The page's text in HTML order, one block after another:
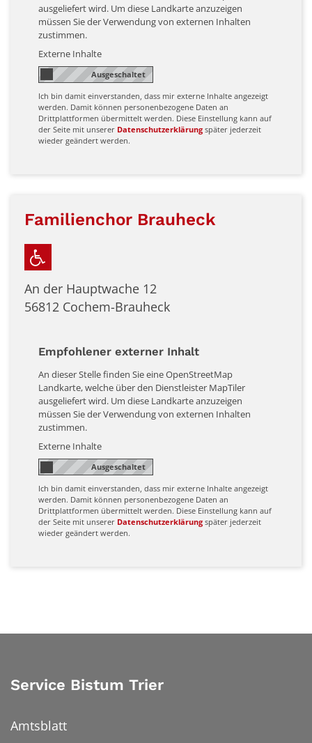
ausgeliefert wird. Um diese Landkarte anzuzeigen
müssen Sie der Verwendung von externen Inhalten
zustimmen.
Externe Inhalte
Ich bin damit einverstanden, dass mir externe Inhalte angezeigt
werden. Damit können personenbezogene Daten an
Drittplattformen übermittelt werden. Diese Einstellung kann auf
der Seite mit unserer Datenschutzerklärung später jederzeit
wieder geändert werden.
Familienchor Brauheck
An der Hauptwache 12
56812 Cochem-Brauheck
Empfohlener externer Inhalt
An dieser Stelle finden Sie eine OpenStreetMap
Landkarte, welche über den Dienstleister MapTiler
ausgeliefert wird. Um diese Landkarte anzuzeigen
müssen Sie der Verwendung von externen Inhalten
zustimmen.
Externe Inhalte
Ich bin damit einverstanden, dass mir externe Inhalte angezeigt
werden. Damit können personenbezogene Daten an
Drittplattformen übermittelt werden. Diese Einstellung kann auf
der Seite mit unserer Datenschutzerklärung später jederzeit
wieder geändert werden.
Service Bistum Trier
Amtsblatt